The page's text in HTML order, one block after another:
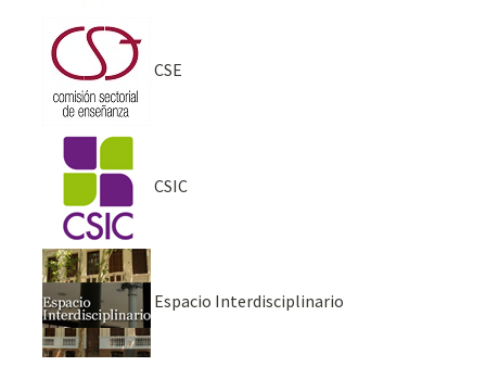
CSE
CSIC
Espacio Interdisciplinario